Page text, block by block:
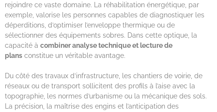
rejoindre ce vaste domaine. La réhabilitation énergétique, par
exemple, valorise les personnes capables de diagnostiquer les
déperditions, d’optimiser l’enveloppe thermique ou de
sélectionner des équipements sobres. Dans cette optique, la
capacité à combiner analyse technique et lecture de
plans constitue un véritable avantage.
Du côté des travaux d’infrastructure, les chantiers de voirie, de
réseaux ou de transport sollicitent des profils à l’aise avec la
topographie, les normes d’urbanisme ou la mécanique des sols.
La précision, la maîtrise des engins et l’anticipation des